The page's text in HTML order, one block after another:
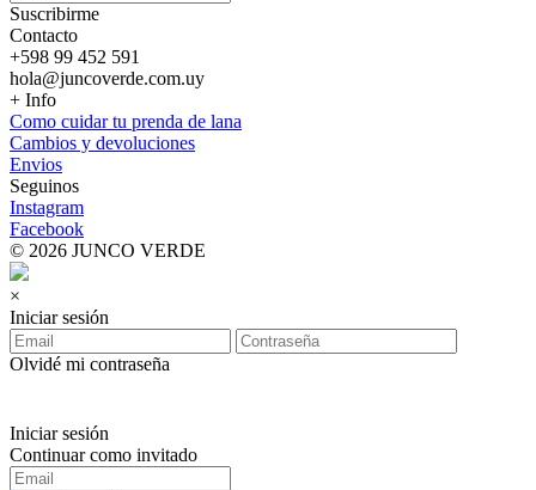
Suscribirme
Contacto
+598 99 452 591
hola@juncoverde.com.uy
+ Info
Como cuidar tu prenda de lana
Cambios y devoluciones
Envios
Seguinos
Instagram
Facebook
© 2026 JUNCO VERDE
×
Iniciar sesión
Olvidé mi contraseña
Iniciar sesión
Continuar como invitado